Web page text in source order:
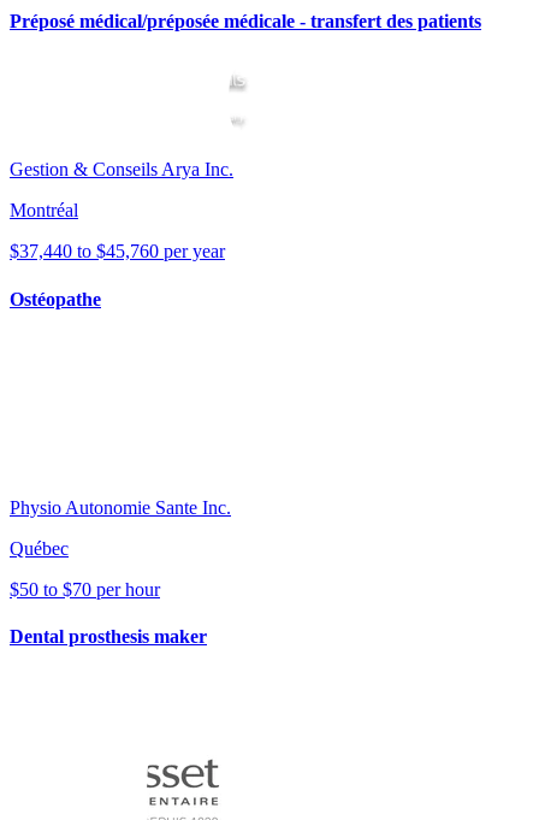
Préposé médical/préposée médicale - transfert des patients
Gestion & Conseils Arya Inc.
Montréal
$37,440 to $45,760 per year
Ostéopathe
Physio Autonomie Sante Inc.
Québec
$50 to $70 per hour
Dental prosthesis maker